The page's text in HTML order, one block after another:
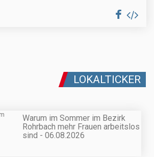
LOKALTICKER
Warum im Sommer im Bezirk
Rohrbach mehr Frauen arbeitslos
sind - 06.08.2026